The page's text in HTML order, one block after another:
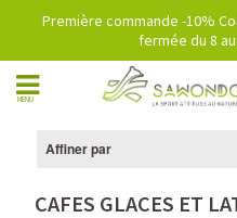
Première commande -10%
fermée du 8
MENU
Affiner par
CAFES GLACES ET